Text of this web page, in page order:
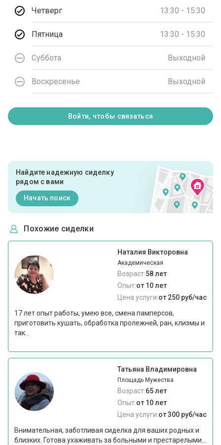
Четверг 13:30 - 15:30
Пятница 13:30 - 15:30
Суббота Выходной
Воскресенье Выходной
Войти, чтобы связаться
Найдите надежную сиделку
рядом с вами
Начать поиск
Похожие сиделки
Наталия Викторовна
Академическая
Возраст:58 лет
Опыт:от 10 лет
Цена услуги:от 250 руб/час
17 лет опыт работы, умею все, смена памперсов,
приготовить кушать, обработка пролежней, ран, клизмы и
так...
Татьяна Владимировна
Площадь Мужества
Возраст:65 лет
Опыт:от 10 лет
Цена услуги:от 300 руб/час
Внимательная, заботливая сиделка для ваших родных и
близких. Готова ухаживать за больными и престарелыми...